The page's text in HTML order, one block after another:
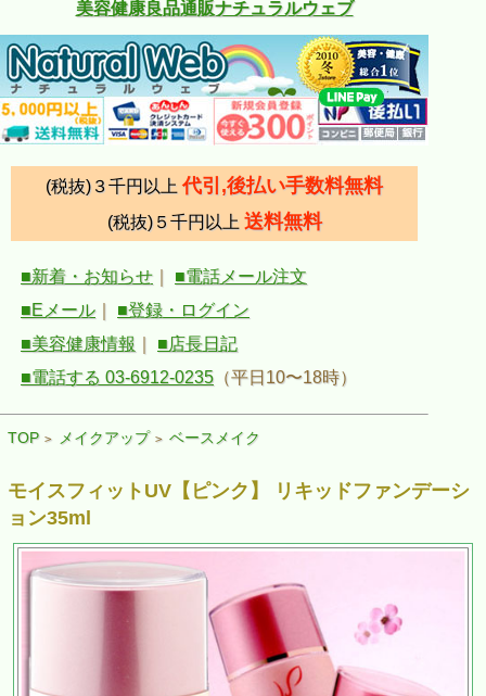
美容健康良品通販ナチュラルウェブ
(税抜)３千円以上 代引,後払い手数料無料
(税抜)５千円以上 送料無料
■新着・お知らせ
■電話メール注文
■Eメール
■登録・ログイン
■美容健康情報
■店長日記
■電話する 03-6912-0235 （平日10〜18時）
TOP > メイクアップ > ベースメイク
モイスフィットUV【ピンク】 リキッドファンデーシ
ョン35ml